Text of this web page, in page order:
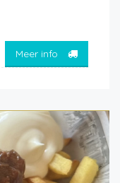
Meer info